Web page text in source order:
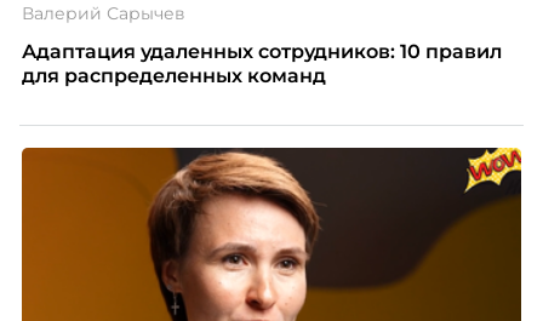
Валерий Сарычев
Адаптация удаленных сотрудников: 10 правил
для распределенных команд